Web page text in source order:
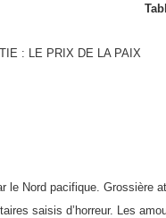
: LE PRIX DE LA PAIX
le Nord pacifique. Grossière
saisis d’horreur. Les